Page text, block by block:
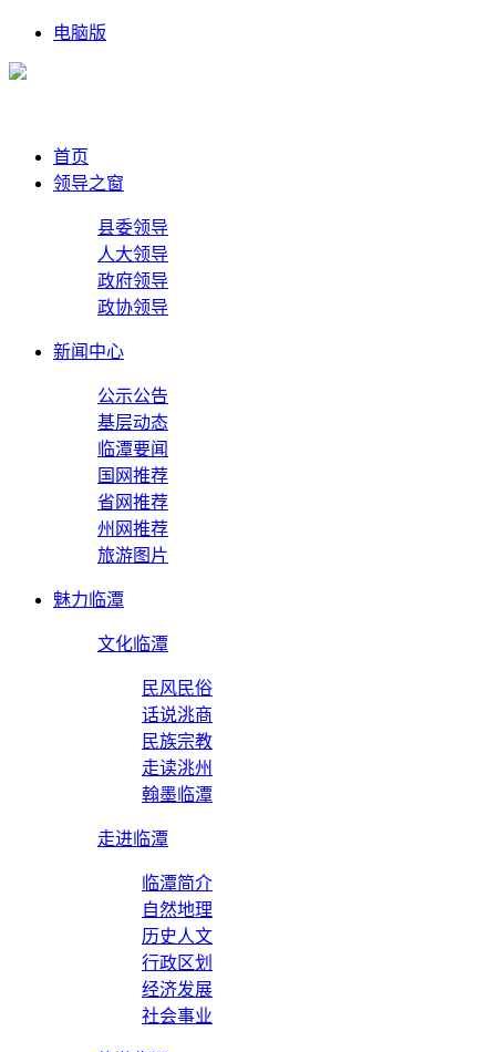
电脑版
首页
领导之窗
县委领导
人大领导
政府领导
政协领导
新闻中心
公示公告
基层动态
临潭要闻
国网推荐
省网推荐
州网推荐
旅游图片
魅力临潭
文化临潭
民风民俗
话说洮商
民族宗教
走读洮州
翰墨临潭
走进临潭
临潭简介
自然地理
历史人文
行政区划
经济发展
社会事业